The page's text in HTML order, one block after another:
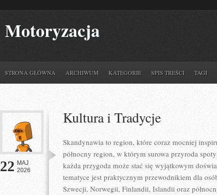
Motoryzacja
STRONA GŁÓWNA ARCHIWUM KATEGORIE SPIS TREŚCI TAGI
22 MAJ
2026
Kultura i Tradycje
Skandynawia to region, które coraz mocniej
północny region, w którym surowa przyroda
każda przygoda może stać się wyjątkowym
tematyce jest praktycznym przewodnikiem dla
Szwecji, Norwegii, Finlandii, Islandii oraz